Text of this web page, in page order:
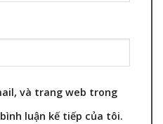
và trang web trong
luận kế tiếp của tôi.